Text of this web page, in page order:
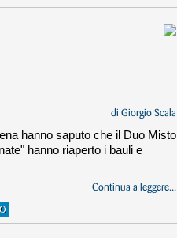
di Giorgio Scala
hanno saputo che il Duo Misto
hanno riaperto i bauli e
Continua a leggere...